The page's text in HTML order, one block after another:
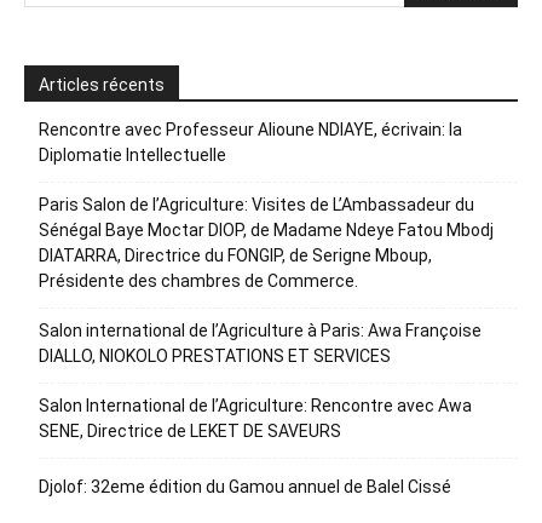
Articles récents
Rencontre avec Professeur Alioune NDIAYE, écrivain: la
Diplomatie Intellectuelle
Paris Salon de l’Agriculture: Visites de L’Ambassadeur du
Sénégal Baye Moctar DIOP, de Madame Ndeye Fatou Mbodj
DIATARRA, Directrice du FONGIP, de Serigne Mboup,
Présidente des chambres de Commerce.
Salon international de l’Agriculture à Paris: Awa Françoise
DIALLO, NIOKOLO PRESTATIONS ET SERVICES
Salon International de l’Agriculture: Rencontre avec Awa
SENE, Directrice de LEKET DE SAVEURS
Djolof: 32eme édition du Gamou annuel de Balel Cissé